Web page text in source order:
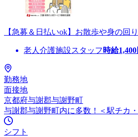
【急募＆日払いok】お散歩や身の回
老人介護施設スタッフ 時給1,400
勤務地
面接地
京都府与謝郡与謝野町
与謝郡与謝野町内に多数！＜駅チカ
シフト